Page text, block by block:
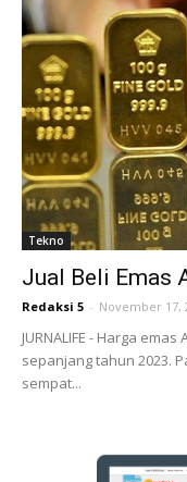
Tekno
Jual Beli Emas
Redaksi 5 - November 17,
JURNALIFE - Harga
sepanjang tahun 2023.
sempat...